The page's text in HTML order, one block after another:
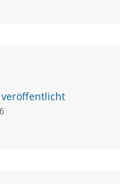
veröffentlicht